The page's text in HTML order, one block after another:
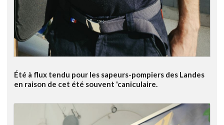
Été à flux tendu pour les sapeurs-pompiers des Landes
en raison de cet été souvent 'caniculaire.